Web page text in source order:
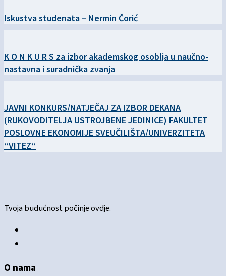
Iskustva studenata – Nermin Čorić
K O N K U R S za izbor akademskog osoblja u naučno-
nastavna i suradnička zvanja
JAVNI KONKURS/NATJEČAJ ZA IZBOR DEKANA
(RUKOVODITELJA USTROJBENE JEDINICE) FAKULTET
POSLOVNE EKONOMIJE SVEUČILIŠTA/UNIVERZITETA
“VITEZ“
Tvoja budućnost počinje ovdje.
O nama